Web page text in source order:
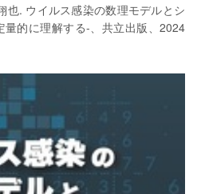
也. ウイルス感染の数理モデルとシ
量的に理解する-、共立出版、2024